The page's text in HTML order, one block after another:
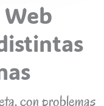
con problemas